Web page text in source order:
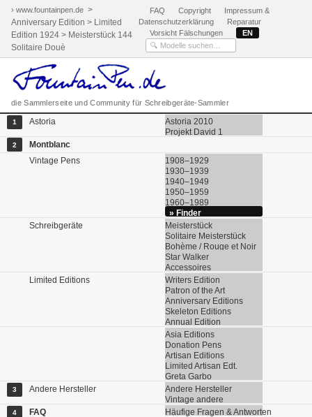
› www.fountainpen.de >
Anniversary Edition > Limited
Edition 1924 > Meisterstück 144
Solitaire Douè
FAQ Copyright
Impressum &
Datenschutzerklärung
Reparatur
Vorsicht Fälschungen
EN
die Sammlerseite und Community für Schreibgeräte-Sammler
1 Astoria
Astoria 2010
Projekt David 1
2
Montblanc
Vintage Pens
1908–1929
1930–1939
1940–1949
1950–1959
1960–1989
» Finder
Schreibgeräte
Meisterstück
Solitaire Meisterstück
Bohème / Rouge et Noir
Star Walker
Accessoires
Limited Editions
Writers Edition
Patron of the Art
Anniversary Editions
Skeleton Editions
Annual Edition
Asia Editions
Donation Pens
Artisan Editions
Limited Artisan Edt.
Greta Garbo
3 Andere Hersteller
Andere Hersteller
Vintage andere
4 FAQ
Häufige Fragen & Antworten